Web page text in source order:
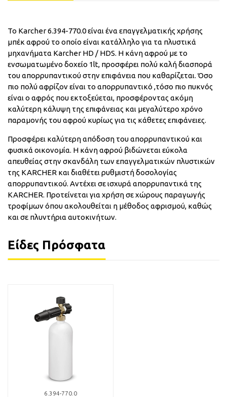
Το Karcher 6.394-770.0 είναι ένα επαγγελματικής χρήσης
μπέκ αφρού το οποίο είναι κατάλληλο για τα πλυστικά
μηχανήματα Karcher HD / HDS. Η κάνη αφρού με το
ενσωματωμένο δοχείο 1lt, προσφέρει πολύ καλή διασπορά
του απορρυπαντικού στην επιφάνεια που καθαρίζεται. Όσο
πιο πολύ αφρίζον είναι το απορρυπαντικό ,τόσο πιο πυκνός
είναι ο αφρός που εκτοξεύεται, προσφέροντας ακόμη
καλύτερη κάλυψη της επιφάνειας και μεγαλύτερο χρόνο
παραμονής του αφρού κυρίως για τις κάθετες επιφάνειες.
Προσφέρει καλύτερη απόδοση του απορρυπαντικού και
φυσικά οικονομία. Η κάνη αφρού βιδώνεται εύκολα
απευθείας στην σκανδάλη των επαγγελματικών πλυστικών
της KARCHER και διαθέτει ρυθμιστή δοσολογίας
απορρυπαντικού. Αντέχει σε ισχυρά απορρυπαντικά της
KARCHER. Προτείνεται για χρήση σε χώρους παραγωγής
τροφίμων όπου ακολουθείται η μέθοδος αφρισμού, καθώς
και σε πλυντήρια αυτοκινήτων.
Είδες Πρόσφατα
6.394-770.0